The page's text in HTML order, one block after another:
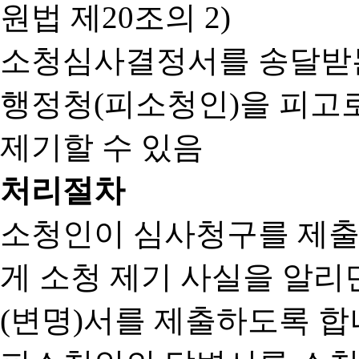
원법 제20조의 2)
소청심사결정서를 송달
행정청(피소청인)을 피고
제기할 수 있음
처리절차
소청인이 심사청구를 제
게 소청 제기 사실을 알
(변명)서를 제출하도록 합